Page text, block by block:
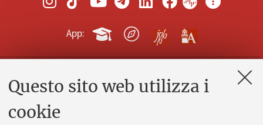
Questo sito web utilizza i
cookie
App:
Contatti e PEC